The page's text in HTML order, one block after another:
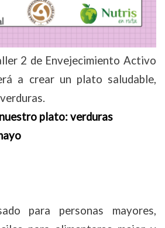
2 de Envejecimiento Activo
a crear un plato saludable,
plato: verduras
para personas mayores,